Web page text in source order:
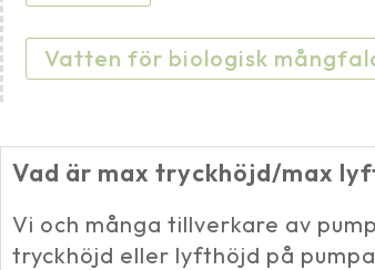
Vatten för biologisk
Vad är max tryckhöjd/max
Vi och många tillverkare av
tryckhöjd eller lyfthöjd på